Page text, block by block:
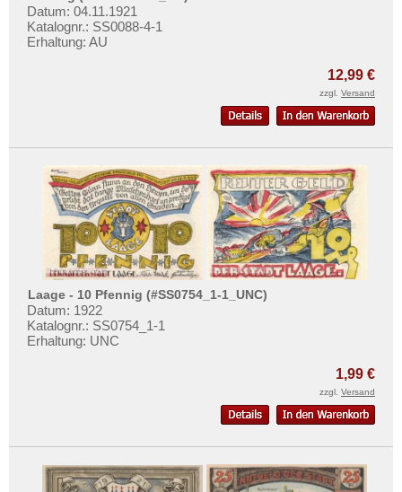
Orte mit R...
Orte mit S...
Orte mit X...
Orte mit Z...
Datum: 04.11.1921
Katalognr.: SS0088-4-1
Erhaltung: AU
12,99 €
zzgl. Versand
Laage - 10 Pfennig (#SS0754_1-1_UNC)
Datum: 1922
Katalognr.: SS0754_1-1
Erhaltung: UNC
1,99 €
zzgl. Versand